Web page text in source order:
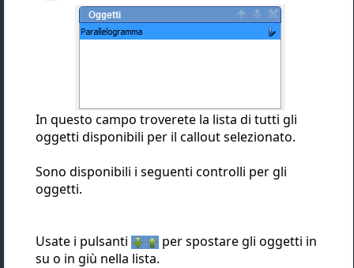
In questo campo troverete la lista di tutti gli
oggetti disponibili per il callout selezionato.
Sono disponibili i seguenti controlli per gli
oggetti.
Usate i pulsanti
per spostare gli oggetti in
su o in giù nella lista.